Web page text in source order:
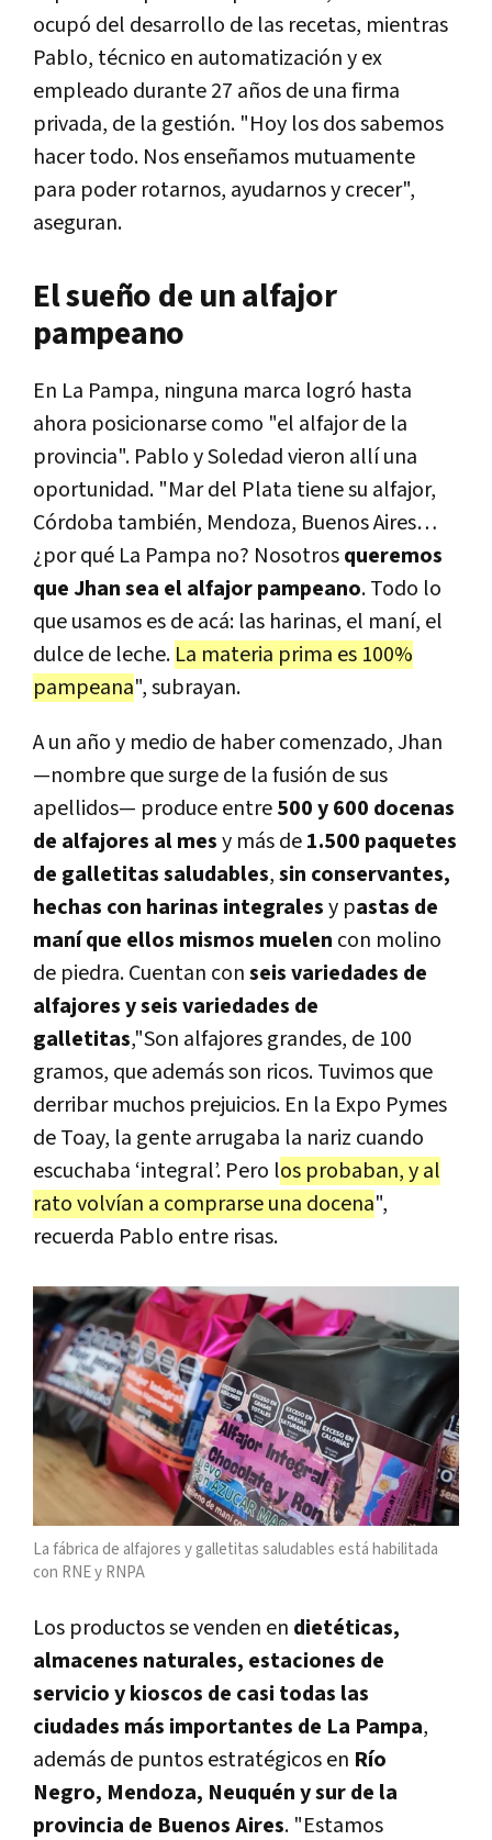
ocupó del desarrollo de las recetas, mientras
Pablo, técnico en automatización y ex
empleado durante 27 años de una firma
privada, de la gestión. "Hoy los dos sabemos
hacer todo. Nos enseñamos mutuamente
para poder rotarnos, ayudarnos y crecer",
aseguran.
El sueño de un alfajor
pampeano
En La Pampa, ninguna marca logró hasta
ahora posicionarse como "el alfajor de la
provincia". Pablo y Soledad vieron allí una
oportunidad. "Mar del Plata tiene su alfajor,
Córdoba también, Mendoza, Buenos Aires…
¿por qué La Pampa no? Nosotrosqueremos
que Jhan sea el alfajor pampeano. Todo lo
que usamos es de acá: las harinas, el maní, el
dulce de leche. La materia prima es 100%
pampeana", subrayan.
A un año y medio de haber comenzado, Jhan
—nombre que surge de la fusión de sus
apellidos— produce entre500 y 600 docenas
de alfajores al mesy más de1.500 paquetes
de galletitas saludables,sin conservantes,
hechas con harinas integralesy pastas de
maní que ellos mismos muelen con molino
de piedra. Cuentan conseis variedades de
alfajores y seis variedades de
galletitas,"Son alfajores grandes, de 100
gramos, que además son ricos. Tuvimos que
derribar muchos prejuicios. En la Expo Pymes
de Toay, la gente arrugaba la nariz cuando
escuchaba ‘integral’. Pero los probaban, y al
rato volvían a comprarse una docena",
recuerda Pablo entre risas.
La fábrica de alfajores y galletitas saludables está habilitada
con RNE y RNPA
Los productos se venden en dietéticas,
almacenes naturales, estaciones de
servicio y kioscos de casi todas las
ciudades más importantes de La Pampa,
además de puntos estratégicos en Río
Negro, Mendoza, Neuquén y sur de la
provincia de Buenos Aires. "Estamos